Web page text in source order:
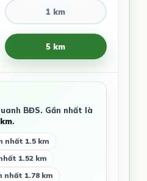
1 km
5 km
BĐS. Gần nhất là
.
nhất 1.5 km
1.52 km
nhất 1.78 km